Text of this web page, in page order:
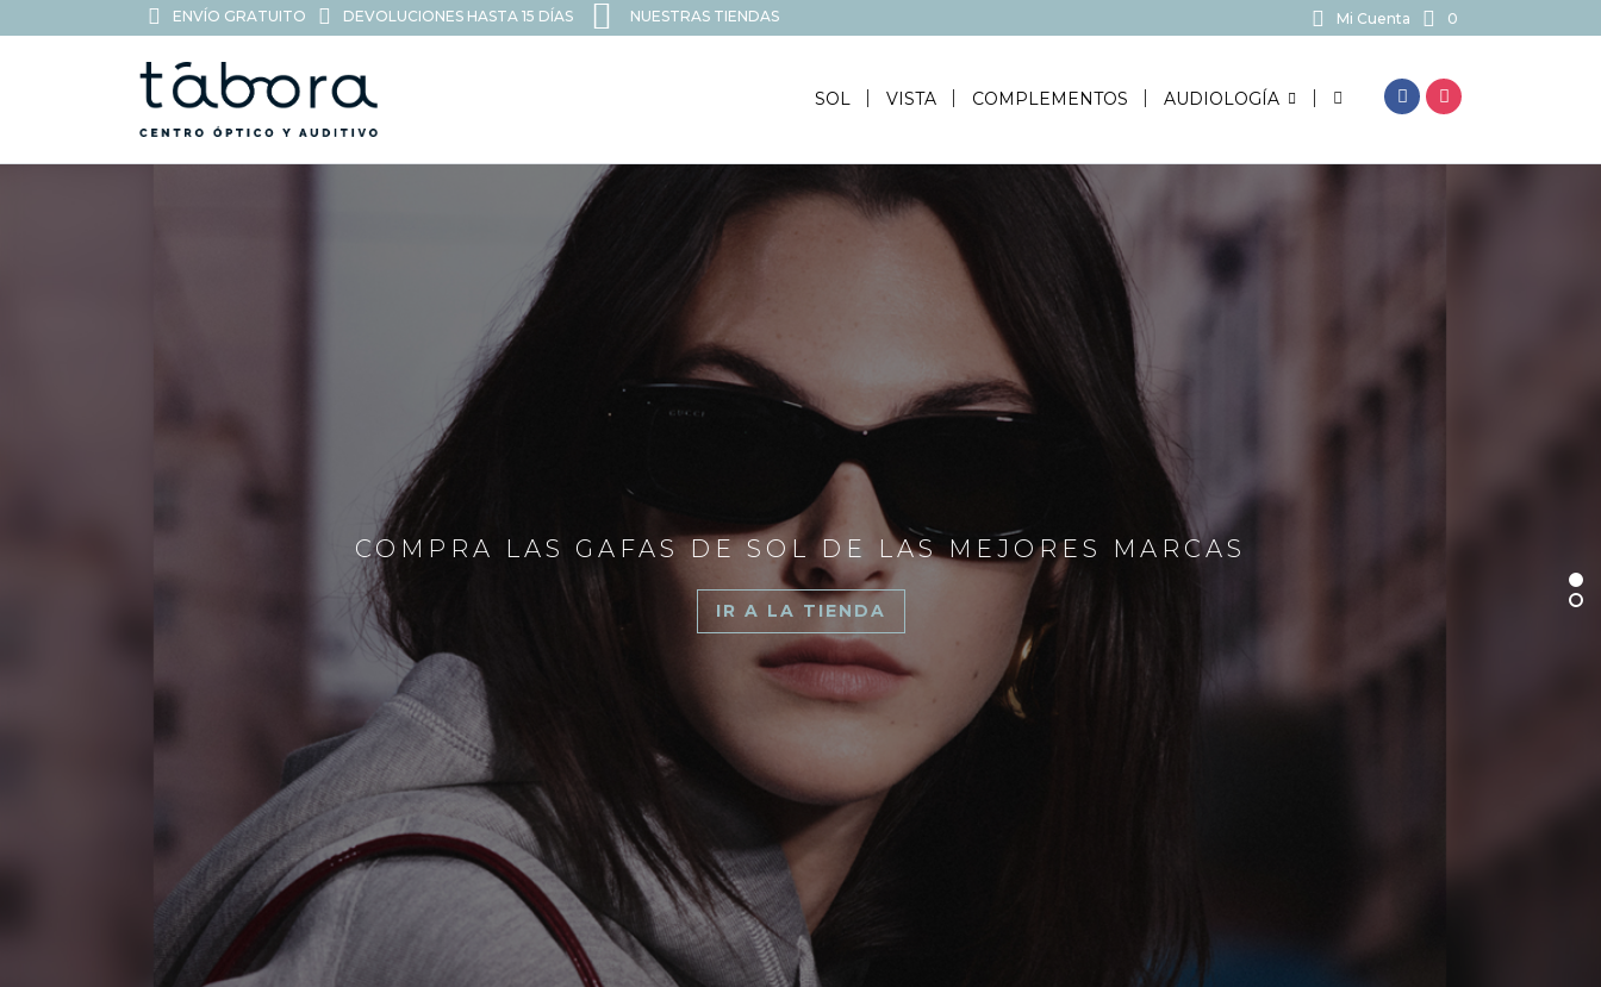
ENVÍO GRATUITO DEVOLUCIONES HASTA 15 DÍAS NUESTRAS TIENDAS Mi Cuenta 0
SOL VISTA COMPLEMENTOS AUDIOLOGÍA BUSCAR...
COMPRA LAS GAFAS DE SOL DE LAS MEJORES MARCAS
IR A LA TIENDA